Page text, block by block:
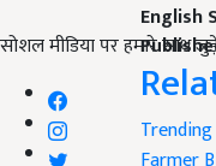
सोशल मीडिया पर हमारे साथ
English